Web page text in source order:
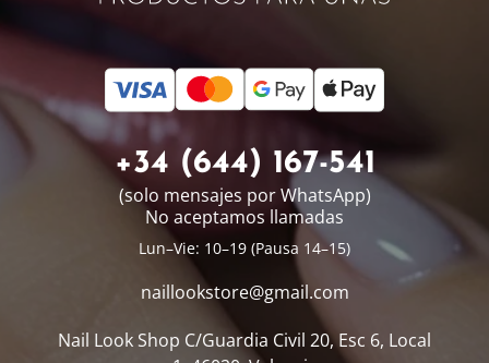
+34 (644) 167-541
(solo mensajes por WhatsApp)
No aceptamos llamadas
Lun–Vie: 10–19 (Pausa 14–15)
naillookstore@gmail.com
Nail Look Shop C/Guardia Civil 20, Esc 6, Local